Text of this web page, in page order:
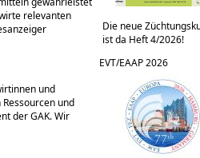
relevanten
und
und
der GAK. Wir
Die neue
ist da Heft 4/2026!
EVT/EAAP 2026